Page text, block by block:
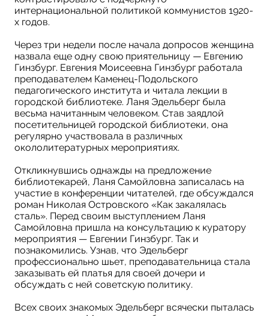
интернациональной политикой коммунистов 1920-
х годов.
Через три недели после начала допросов женщина
назвала еще одну свою приятельницу — Евгению
Гинзбург. Евгения Моисеевна Гинзбург работала
преподавателем Каменец-Подольского
педагогического института и читала лекции в
городской библиотеке. Ланя Эдельберг была
весьма начитанным человеком. Став заядлой
посетительницей городской библиотеки, она
регулярно участвовала в различных
окололитературных мероприятиях.
Откликнувшись однажды на предложение
библиотекарей, Ланя Самойловна записалась на
участие в конференции читателей, где обсуждался
роман Николая Островского «Как закалялась
сталь». Перед своим выступлением Ланя
Самойловна пришла на консультацию к куратору
мероприятия — Евгении Гинзбург. Так и
познакомились. Узнав, что Эдельберг
профессионально шьет, преподавательница стала
заказывать ей платья для своей дочери и
обсуждать с ней советскую политику.
Всех своих знакомых Эдельберг всячески пыталась